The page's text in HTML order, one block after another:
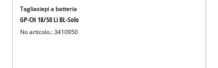
Tagliasiepi a batteria
GP-CH 18/50 Li BL-Solo
No articolo.: 3410950